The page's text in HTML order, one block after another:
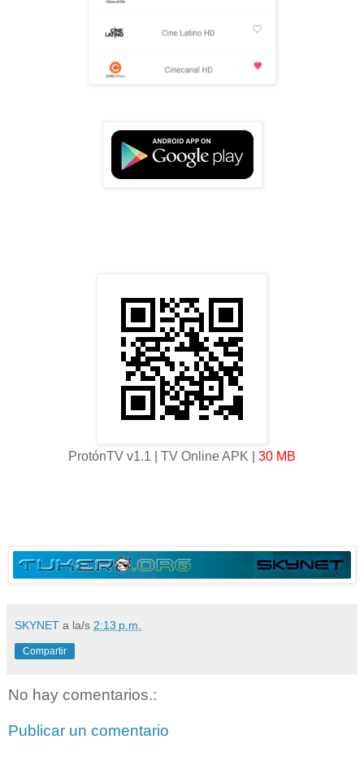
ProtónTV v1.1 | TV Online APK | 30 MB
SKYNET a la/s 2:13 p.m.
Compartir
No hay comentarios.:
Publicar un comentario